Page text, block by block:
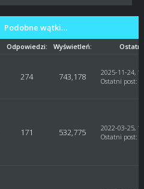
Podobne wątki…
Odpowiedzi: Wyświetleń:
274 743,178
2025-11-24,
Ostatni post:
171 532,775
2022-03-25,
Ostatni post: